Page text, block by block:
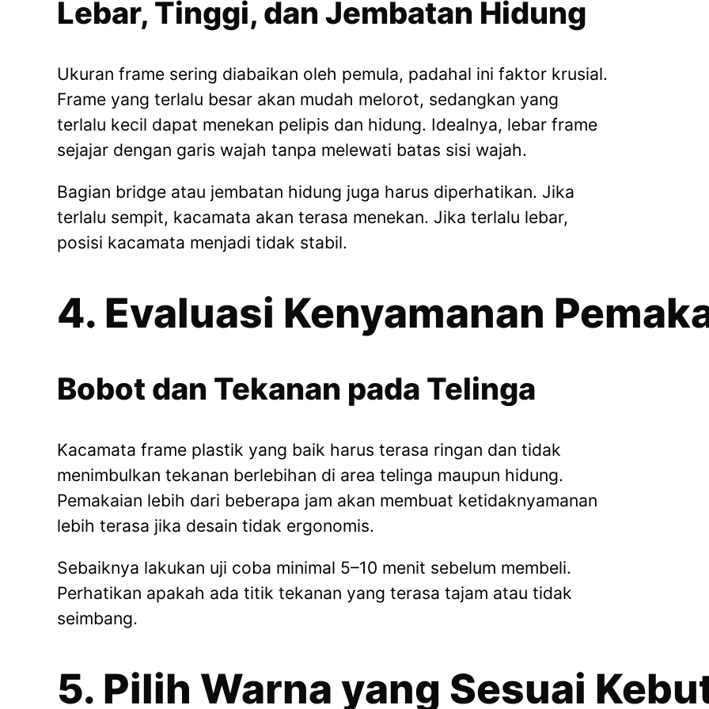
Lebar, Tinggi, dan Jembatan Hidung
Ukuran frame sering diabaikan oleh pemula, padahal ini faktor krusial.
Frame yang terlalu besar akan mudah melorot, sedangkan yang
terlalu kecil dapat menekan pelipis dan hidung. Idealnya, lebar frame
sejajar dengan garis wajah tanpa melewati batas sisi wajah.
Bagian bridge atau jembatan hidung juga harus diperhatikan. Jika
terlalu sempit, kacamata akan terasa menekan. Jika terlalu lebar,
posisi kacamata menjadi tidak stabil.
4. Evaluasi Kenyamanan
Bobot dan Tekanan pada Telinga
Kacamata frame plastik yang baik harus terasa ringan dan tidak
menimbulkan tekanan berlebihan di area telinga maupun hidung.
Pemakaian lebih dari beberapa jam akan membuat ketidaknyamanan
lebih terasa jika desain tidak ergonomis.
Sebaiknya lakukan uji coba minimal 5–10 menit sebelum membeli.
Perhatikan apakah ada titik tekanan yang terasa tajam atau tidak
seimbang.
5. Pilih Warna yang Sesuai